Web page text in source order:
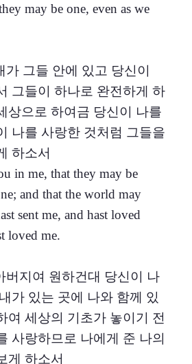
may be one, even as we
가 그들 안에 있고 당신이
그들이 하나로 완전하게 하
상으로 하여금 당신이 나를
나를 사랑한 것처럼 그들을
하소서
in me, that they may be
and that the world may
sent me, and hast loved
loved me.
버지여 원하건대 당신이 나
가 있는 곳에 나와 함께 있
여 세상의 기초가 놓이기 전
사랑하므로 나에게 준 나의
게 하소서